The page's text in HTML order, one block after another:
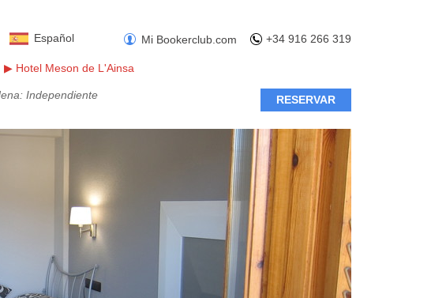
+34 916 266 319
Mi Bookerclub.com
Español
Peso mexicano
▶ Hotel Meson de L'Ainsa
Independiente
RESERVAR